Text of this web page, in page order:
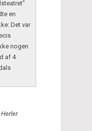
en
Det var
nogen
af 4